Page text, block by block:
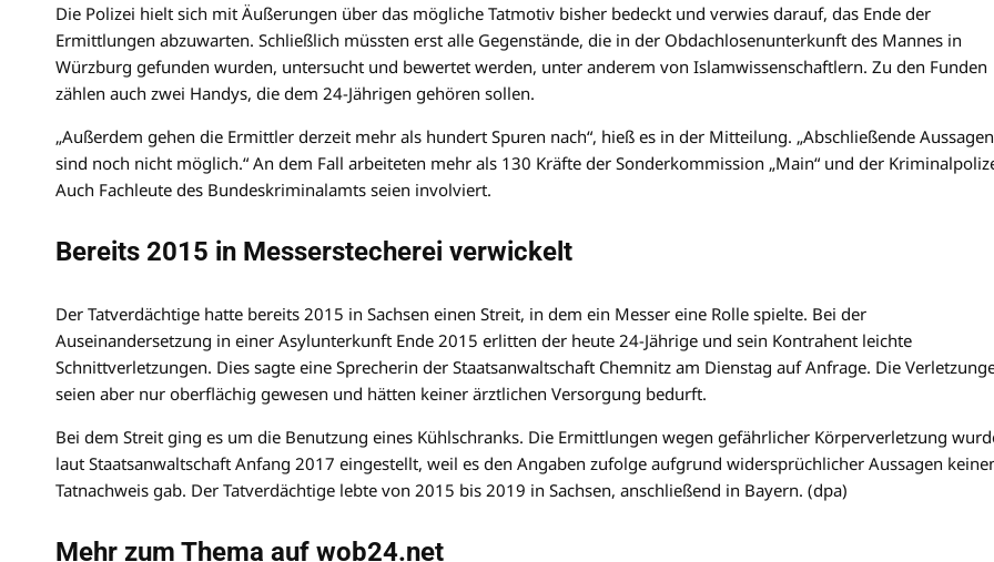
Die Polizei hielt sich mit Äußerungen über das mögliche Tatmotiv bisher bedeckt und verwies darauf, das Ende der
Ermittlungen abzuwarten. Schließlich müssten erst alle Gegenstände, die in der Obdachlosenunterkunft des Mannes in
Würzburg gefunden wurden, untersucht und bewertet werden, unter anderem von Islamwissenschaftlern. Zu den Funden
zählen auch zwei Handys, die dem 24-Jährigen gehören sollen.
„Außerdem gehen die Ermittler derzeit mehr als hundert Spuren nach“, hieß es in der Mitteilung. „Abschließende Aussagen
sind noch nicht möglich.“ An dem Fall arbeiteten mehr als 130 Kräfte der Sonderkommission „Main“ und der
Auch Fachleute des Bundeskriminalamts seien involviert.
Bereits 2015 in Messerstecherei verwickelt
Der Tatverdächtige hatte bereits 2015 in Sachsen einen Streit, in dem ein Messer eine Rolle spielte. Bei der
Auseinandersetzung in einer Asylunterkunft Ende 2015 erlitten der heute 24-Jährige und sein Kontrahent leichte
Schnittverletzungen. Dies sagte eine Sprecherin der Staatsanwaltschaft Chemnitz am Dienstag auf Anfrage. Die
seien aber nur oberflächig gewesen und hätten keiner ärztlichen Versorgung bedurft.
Bei dem Streit ging es um die Benutzung eines Kühlschranks. Die Ermittlungen wegen gefährlicher Körperverletzung
laut Staatsanwaltschaft Anfang 2017 eingestellt, weil es den Angaben zufolge aufgrund widersprüchlicher Aussagen
Tatnachweis gab. Der Tatverdächtige lebte von 2015 bis 2019 in Sachsen, anschließend in Bayern. (dpa)
Mehr zum Thema auf wob24.net